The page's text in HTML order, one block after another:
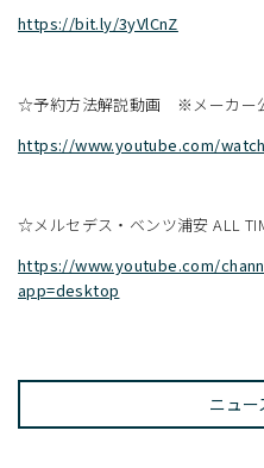
https://bit.ly/3yVlCnZ
☆予約方法解説動画 ※メーカー
https://www.youtube.com/
☆メルセデス・ベンツ浦安 ALL
https://www.youtube.com/
app=desktop
ニュー